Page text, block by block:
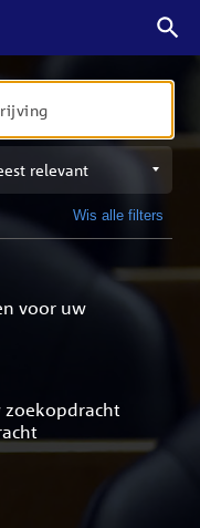
Wis alle filters
voor uw
zoekopdracht